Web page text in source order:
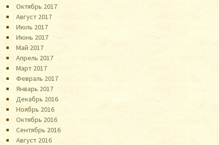
Октябрь 2017
Август 2017
Июль 2017
Июнь 2017
Май 2017
Апрель 2017
Март 2017
Февраль 2017
Январь 2017
Декабрь 2016
Ноябрь 2016
Октябрь 2016
Сентябрь 2016
Август 2016